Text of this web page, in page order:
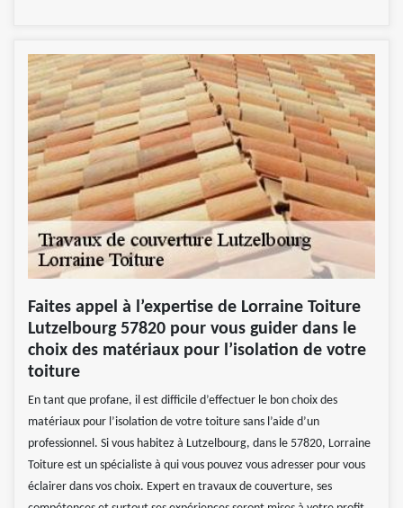
Faites appel à l’expertise de Lorraine Toiture
Lutzelbourg 57820 pour vous guider dans le
choix des matériaux pour l’isolation de votre
toiture
En tant que profane, il est difficile d’effectuer le bon choix des
matériaux pour l’isolation de votre toiture sans l’aide d’un
professionnel. Si vous habitez à Lutzelbourg, dans le 57820, Lorraine
Toiture est un spécialiste à qui vous pouvez vous adresser pour vous
éclairer dans vos choix. Expert en travaux de couverture, ses